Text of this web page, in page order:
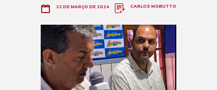
22 DE MARÇO DE 2024 CARLOS MOBUTTO